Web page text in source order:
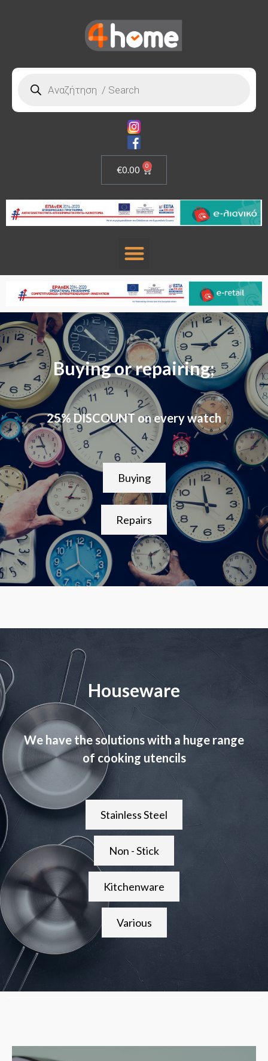
€0.00 0
Buying or repairing;
25% DISCOUNT on every watch
Buying
Repairs
Houseware
We have the solutions with a huge range
of cooking utencils
Stainless Steel
Non - Stick
Kitchenware
Various